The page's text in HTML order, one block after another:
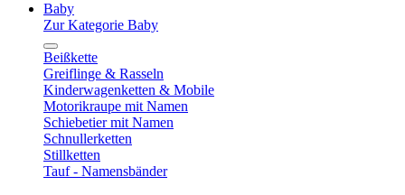
Baby
Zur Kategorie Baby
Beißkette
Greiflinge & Rasseln
Kinderwagenketten & Mobile
Motorikraupe mit Namen
Schiebetier mit Namen
Schnullerketten
Stillketten
Tauf - Namensbänder